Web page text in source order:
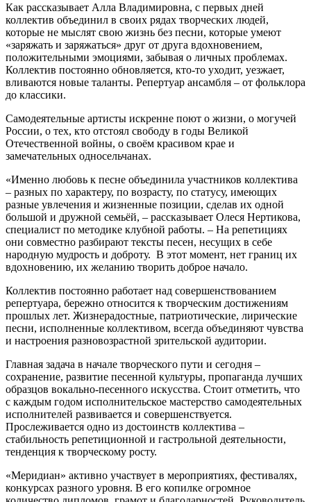
Как рассказывает Алла Владимировна, с первых дней
коллектив объединил в своих рядах творческих людей,
которые не мыслят свою жизнь без песни, которые умеют
«заряжать и заряжаться» друг от друга вдохновением,
положительными эмоциями, забывая о личных проблемах.
Коллектив постоянно обновляется, кто-то уходит, уезжает,
вливаются новые таланты. Репертуар ансамбля – от фольклора
до классики.
Самодеятельные артисты искренне поют о жизни, о могучей
России, о тех, кто отстоял свободу в годы Великой
Отечественной войны, о своём красивом крае и
замечательных односельчанах.
«Именно любовь к песне объединила участников коллектива
– разных по характеру, по возрасту, по статусу, имеющих
разные увлечения и жизненные позиции, сделав их одной
большой и дружной семьёй, – рассказывает Олеся Нертикова,
специалист по методике клубной работы. – На репетициях
они совместно разбирают тексты песен, несущих в себе
народную мудрость и доброту. В этот момент, нет границ их
вдохновению, их желанию творить доброе начало.
Коллектив постоянно работает над совершенствованием
репертуара, бережно относится к творческим достижениям
прошлых лет. Жизнерадостные, патриотические, лирические
песни, исполненные коллективом, всегда объединяют чувства
и настроения разновозрастной зрительской аудитории.
Главная задача в начале творческого пути и сегодня –
сохранение, развитие песенной культуры, пропаганда лучших
образцов вокально-песенного искусства. Стоит отметить, что
с каждым годом исполнительское мастерство самодеятельных
исполнителей развивается и совершенствуется.
Прослеживается одно из достоинств коллектива –
стабильность репетиционной и гастрольной деятельности,
тенденция к творческому росту.
«Меридиан» активно участвует в мероприятиях, фестивалях,
конкурсах разного уровня. В его копилке огромное